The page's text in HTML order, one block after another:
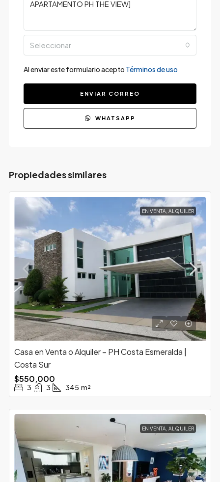
Seleccionar
Al enviar este formulario acepto Términos de uso
ENVIAR CORREO
WHATSAPP
Propiedades similares
EN VENTA, ALQUILER
Casa en Venta o Alquiler – PH Costa Esmeralda |
Costa Sur
$550,000
3 3 345 m²
EN VENTA, ALQUILER